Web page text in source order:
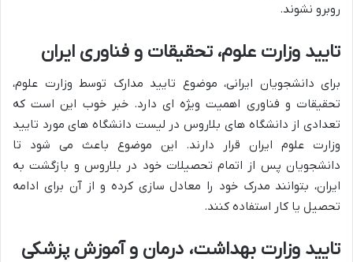
روبرو نشوند.
تایید وزارت علوم، تحقیقات و فناوری ایران
برای دانشجویان ایرانی، موضوع تایید مدارک توسط وزارت علوم،
تحقیقات و فناوری اهمیت ویژه ای دارد. خبر خوب این است که
تعدادی از دانشگاه های بلاروس در لیست دانشگاه های مورد تایید
وزارت علوم ایران قرار دارند. این موضوع باعث می شود تا
دانشجویان پس از اتمام تحصیلات خود در بلاروس و بازگشت به
ایران، بتوانند مدرک خود را معادل سازی کرده و از آن برای ادامه
تحصیل یا کار استفاده کنند.
تایید وزارت بهداشت، درمان و آموزش پزشکی